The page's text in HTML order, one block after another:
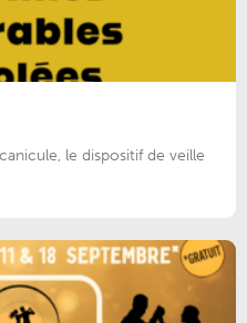
le dispositif de veille